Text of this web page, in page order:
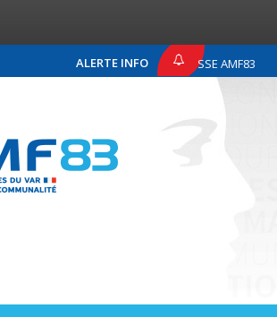
ALERTE INFO
COMMUNIQUÉ DE PRESSE AMF83